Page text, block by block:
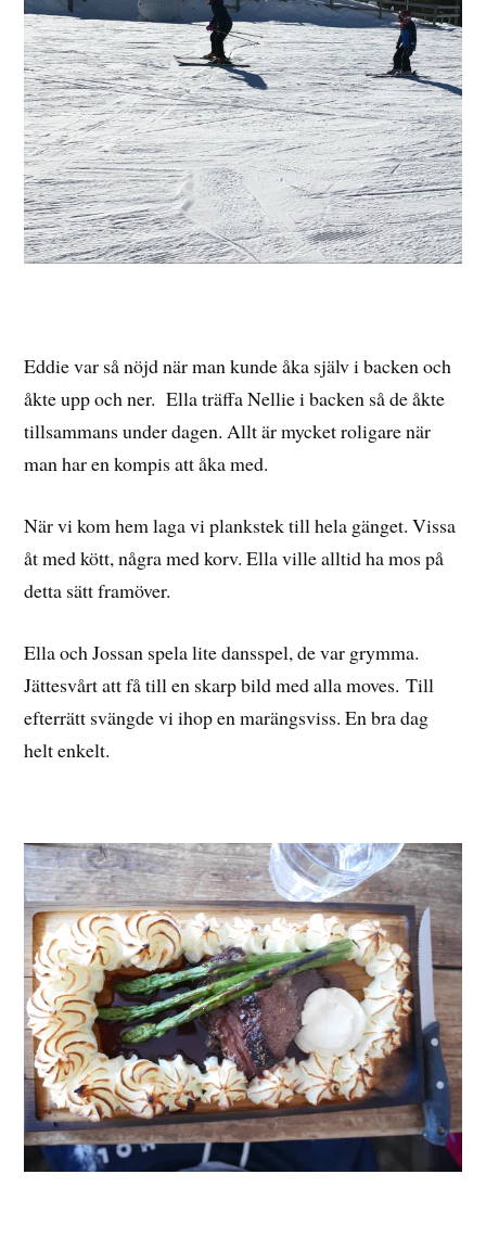
Eddie var så nöjd när man kunde åka själv i backen och
åkte upp och ner. Ella träffa Nellie i backen så de åkte
tillsammans under dagen. Allt är mycket roligare när
man har en kompis att åka med.
När vi kom hem laga vi plankstek till hela gänget. Vissa
åt med kött, några med korv. Ella ville alltid ha mos på
detta sätt framöver.
Ella och Jossan spela lite dansspel, de var grymma.
Jättesvårt att få till en skarp bild med alla moves. Till
efterrätt svängde vi ihop en marängsviss. En bra dag
helt enkelt.